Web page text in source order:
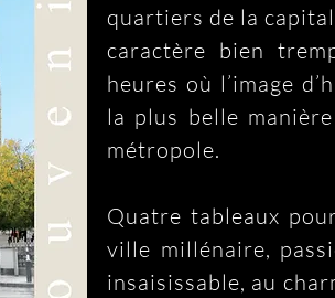
quartiers de la
caractère bien
heures où l’image
la plus belle
métropole.
Quatre tableaux
ville millénaire,
insaisissable, au